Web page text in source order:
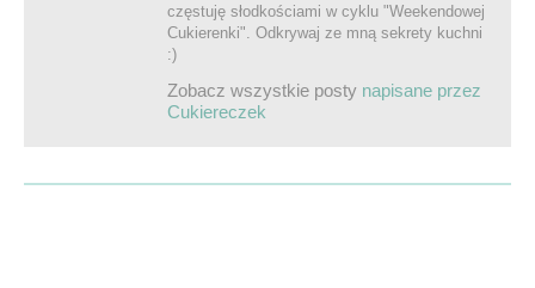
częstuję słodkościami w cyklu "Weekendowej
Cukierenki". Odkrywaj ze mną sekrety kuchni
:)
Zobacz wszystkie posty napisane przez
Cukiereczek